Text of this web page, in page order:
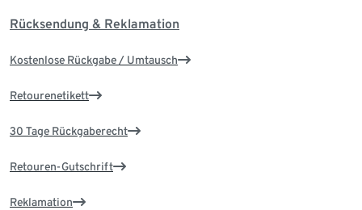
Rücksendung & Reklamation
Kostenlose Rückgabe / Umtausch
Retourenetikett
30 Tage Rückgaberecht
Retouren-Gutschrift
Reklamation